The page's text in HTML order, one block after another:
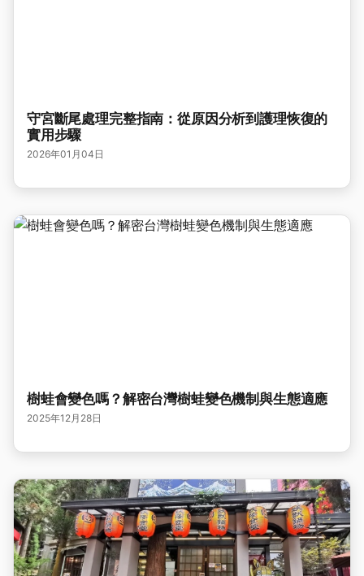
守宮斷尾處理完整指南：從原因分析到護理恢復的
實用步驟
2026年01月04日
樹蛙會變色嗎？解密台灣樹蛙變色機制與生態適應
2025年12月28日